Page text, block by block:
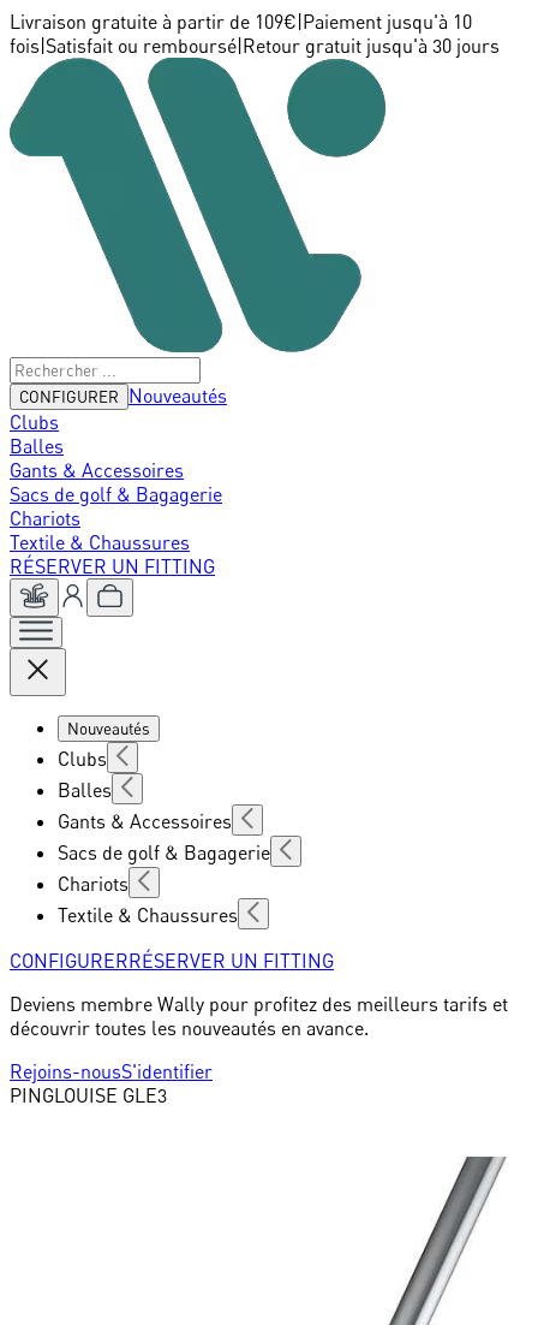
Livraison gratuite à partir de 109€ Paiement jusqu'à 10
fois Satisfait ou remboursé Retour gratuit jusqu'à 30 jours
CONFIGURER
Nouveautés
Clubs
Balles
Gants & Accessoires
Sacs de golf & Bagagerie
Chariots
Textile & Chaussures
RÉSERVER UN FITTING
Nouveautés
Clubs
Balles
Gants & Accessoires
Sacs de golf & Bagagerie
Chariots
Textile & Chaussures
CONFIGURERRÉSERVER UN FITTING
Deviens membre Wally pour profitez des meilleurs tarifs et
découvrir toutes les nouveautés en avance.
Rejoins-nousS'identifier
PINGLOUISE GLE3